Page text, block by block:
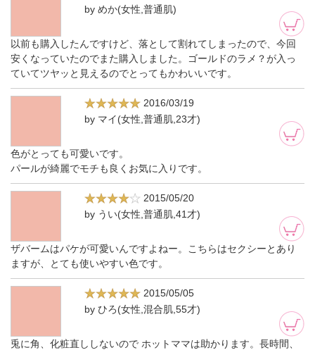
by めか(女性,普通肌)
以前も購入したんですけど、落として割れてしまったので、今回
安くなっていたのでまた購入しました。ゴールドのラメ？が入っ
ていてツヤッと見えるのでとってもかわいいです。
2016/03/19
by マイ(女性,普通肌,23才)
色がとっても可愛いです。
パールが綺麗でモチも良くお気に入りです。
2015/05/20
by うい(女性,普通肌,41才)
ザバームはパケが可愛いんですよねー。こちらはセクシーとあり
ますが、とても使いやすい色です。
2015/05/05
by ひろ(女性,混合肌,55才)
兎に角、化粧直ししないので ホットママは助かります。長時間、